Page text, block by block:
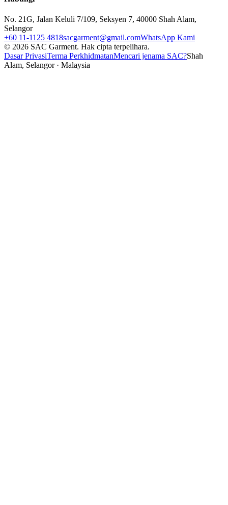
No. 21G, Jalan Keluli 7/109, Seksyen 7, 40000 Shah Alam,
Selangor
+60 11-1125 4818sacgarment@gmail.comWhatsApp Kami
© 2026 SAC Garment. Hak cipta terpelihara.
Dasar PrivasiTerma PerkhidmatanMencari jenama SAC?Shah
Alam, Selangor · Malaysia